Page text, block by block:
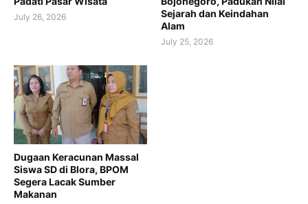
July 26, 2026
Sejarah dan Keindahan
Alam
July 25, 2026
Dugaan Keracunan Massal
Siswa SD di Blora, BPOM
Segera Lacak Sumber
Makanan